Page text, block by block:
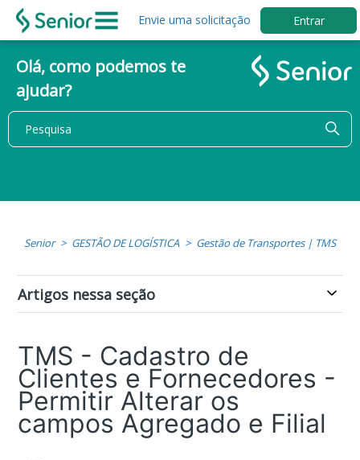
Envie uma solicitação Entrar
Olá, como podemos te
ajudar?
Senior GESTÃO DE LOGÍSTICA Gestão de Transportes | TMS
Artigos nessa seção
TMS - Cadastro de
Clientes e Fornecedores -
Permitir Alterar os
campos Agregado e Filial